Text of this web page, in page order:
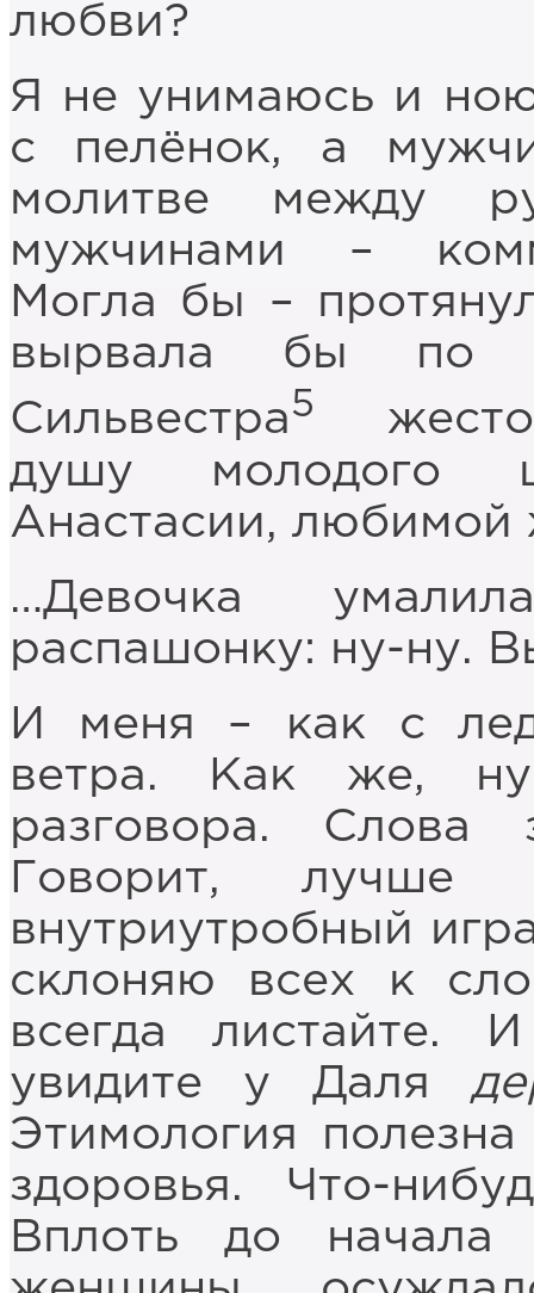
любви?
Я не унимаюсь и
с пелёнок, а
молитве между
мужчинами –
Могла бы –
вырвала бы по
Сильвестра5
душу молодого
Анастасии, любимой
…Девочка
распашонку: ну-ну.
И меня – как с
ветра. Как же,
разговора. Слова
Говорит,
внутриутробный
склоняю всех к
всегда листайте.
увидите у Даля
Этимология
здоровья. Что-
Вплоть до